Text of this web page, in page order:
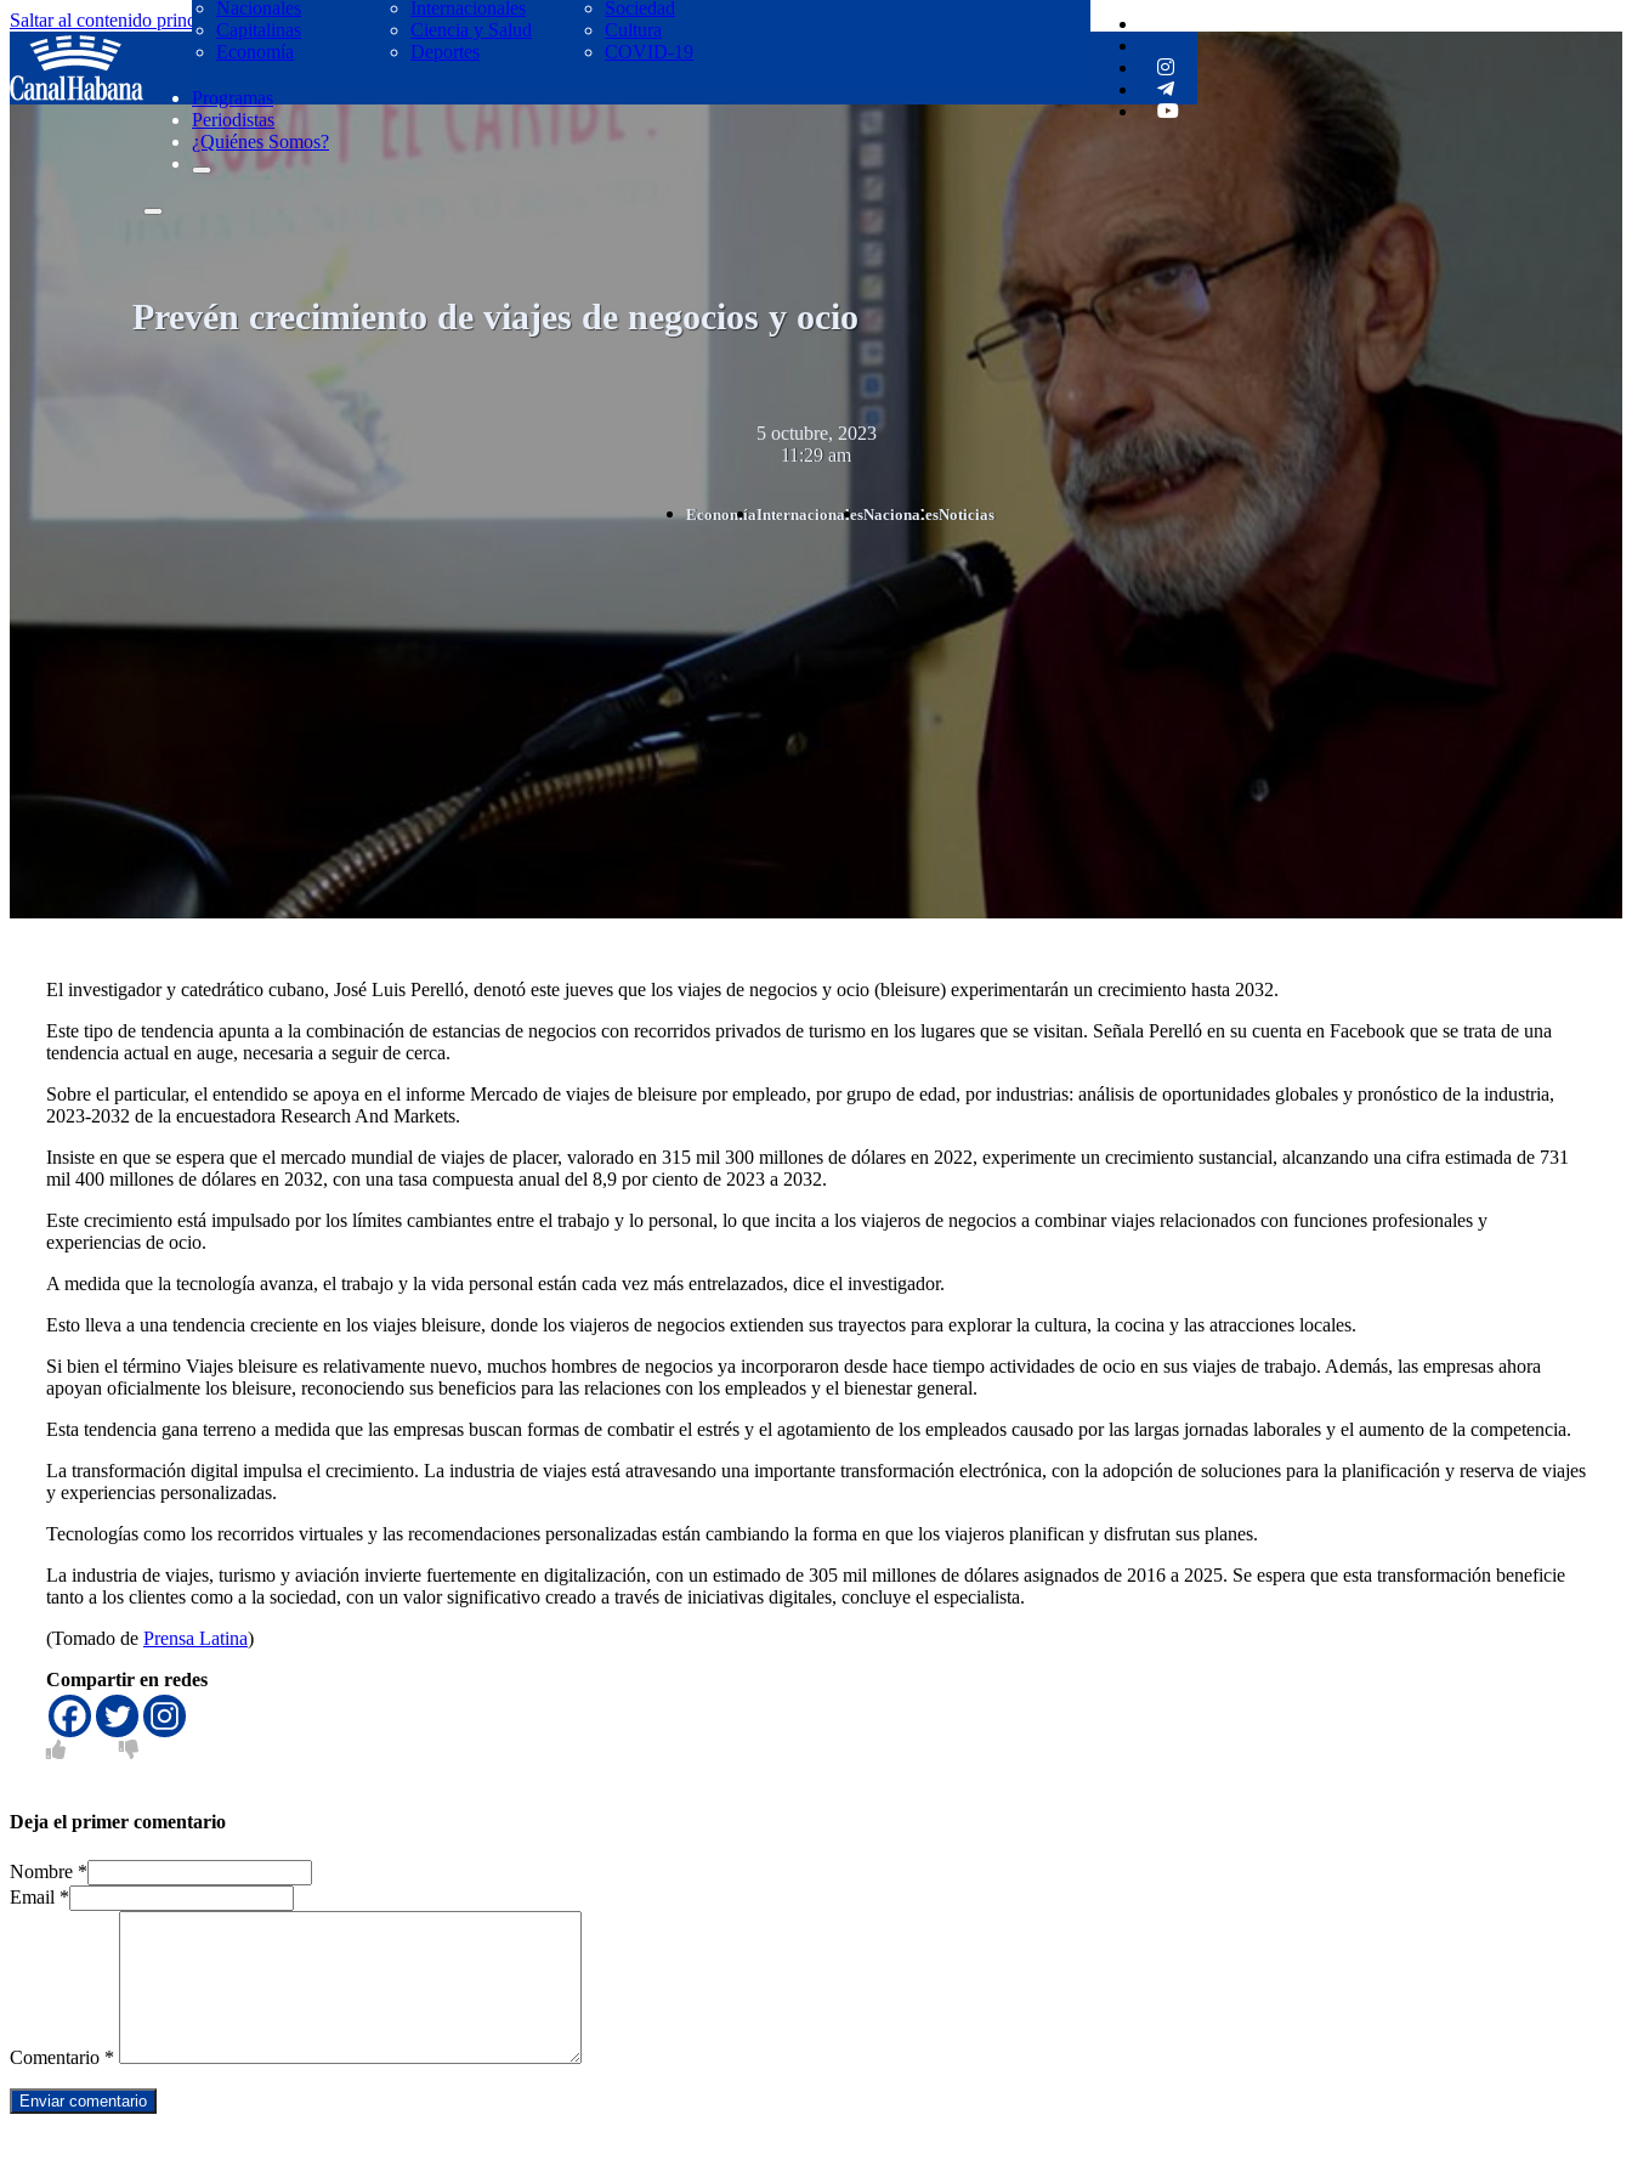
Saltar al contenido principal Saltar al pie de página
Nacionales Internacionales
Sociedad
Capitalinas
Ciencia y Salud
Cultura
Economía
Deportes COVID-19
Programas
Periodistas
¿Quiénes Somos?
regresar
Prevén crecimiento de viajes de negocios y ocio
5 octubre, 2023
11:29 am
EconomíaInternacionalesNacionalesNoticias
El investigador y catedrático cubano, José Luis Perelló, denotó este jueves que los viajes de negocios y ocio (bleisure) experimentarán un crecimiento hasta 2032.
Este tipo de tendencia apunta a la combinación de estancias de negocios con recorridos privados de turismo en los lugares que se visitan. Señala Perelló en su cuenta en Facebook que se trata de una
tendencia actual en auge, necesaria a seguir de cerca.
Sobre el particular, el entendido se apoya en el informe Mercado de viajes de bleisure por empleado, por grupo de edad, por industrias: análisis de oportunidades globales y pronóstico de la industria,
2023-2032 de la encuestadora Research And Markets.
Insiste en que se espera que el mercado mundial de viajes de placer, valorado en 315 mil 300 millones de dólares en 2022, experimente un crecimiento sustancial, alcanzando una cifra estimada de 731
mil 400 millones de dólares en 2032, con una tasa compuesta anual del 8,9 por ciento de 2023 a 2032.
Este crecimiento está impulsado por los límites cambiantes entre el trabajo y lo personal, lo que incita a los viajeros de negocios a combinar viajes relacionados con funciones profesionales y
experiencias de ocio.
A medida que la tecnología avanza, el trabajo y la vida personal están cada vez más entrelazados, dice el investigador.
Esto lleva a una tendencia creciente en los viajes bleisure, donde los viajeros de negocios extienden sus trayectos para explorar la cultura, la cocina y las atracciones locales.
Si bien el término Viajes bleisure es relativamente nuevo, muchos hombres de negocios ya incorporaron desde hace tiempo actividades de ocio en sus viajes de trabajo. Además, las empresas ahora
apoyan oficialmente los bleisure, reconociendo sus beneficios para las relaciones con los empleados y el bienestar general.
Esta tendencia gana terreno a medida que las empresas buscan formas de combatir el estrés y el agotamiento de los empleados causado por las largas jornadas laborales y el aumento de la competencia.
La transformación digital impulsa el crecimiento. La industria de viajes está atravesando una importante transformación electrónica, con la adopción de soluciones para la planificación y reserva de viajes
y experiencias personalizadas.
Tecnologías como los recorridos virtuales y las recomendaciones personalizadas están cambiando la forma en que los viajeros planifican y disfrutan sus planes.
La industria de viajes, turismo y aviación invierte fuertemente en digitalización, con un estimado de 305 mil millones de dólares asignados de 2016 a 2025. Se espera que esta transformación beneficie
tanto a los clientes como a la sociedad, con un valor significativo creado a través de iniciativas digitales, concluye el especialista.
(Tomado de Prensa Latina)
Compartir en redes
Deja el primer comentario
Nombre *
Email *
Comentario *